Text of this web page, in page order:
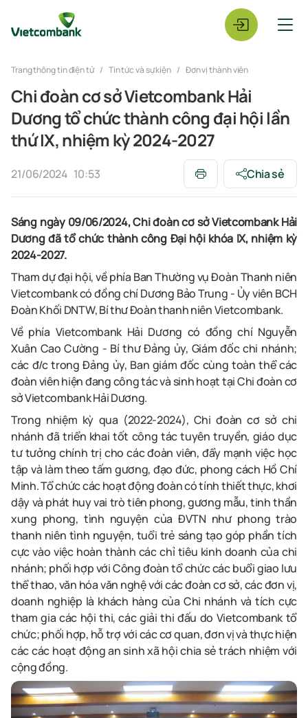
Trang thông tin điện tử Tin tức và sự kiện Đơn vị thành viên
Chi đoàn cơ sở Vietcombank Hải
Dương tổ chức thành công đại hội lần
thứ IX, nhiệm kỳ 2024-2027
21/06/2024 10:53 Chia sẻ
Sáng ngày 09/06/2024, Chi đoàn cơ sở Vietcombank Hải
Dương đã tổ chức thành công Đại hội khóa IX, nhiệm kỳ
2024-2027.
Tham dự đại hội, về phía Ban Thường vụ Đoàn Thanh niên
Vietcombank có đồng chí Dương Bảo Trung - Ủy viên BCH
Đoàn Khối DNTW, Bí thư Đoàn thanh niên Vietcombank.
Về phía Vietcombank Hải Dương có đồng chí Nguyễn
Xuân Cao Cường - Bí thư Đảng ủy, Giám đốc chi nhánh;
các đ/c trong Đảng ủy, Ban giám đốc cùng toàn thể các
đoàn viên hiện đang công tác và sinh hoạt tại Chi đoàn cơ
sở Vietcombank Hải Dương.
Trong nhiệm kỳ qua (2022-2024), Chi đoàn cơ sở chi
nhánh đã triển khai tốt công tác tuyên truyền, giáo dục
tư tưởng chính trị cho các đoàn viên, đẩy mạnh việc học
tập và làm theo tấm gương, đạo đức, phong cách Hồ Chí
Minh.Tổ chức các hoạt động đoàn có tính thiết thực, khơi
dậy và phát huy vai trò tiên phong, gương mẫu, tinh thần
xung phong, tình nguyện của ĐVTN như phong trào
thanh niên tình nguyện, tuổi trẻ sáng tạo góp phần tích
cực vào việc hoàn thành các chỉ tiêu kinh doanh của chi
nhánh; phối hợp với Công đoàn tổ chức các buổi giao lưu
thể thao, văn hóa văn nghệ với các đoàn cơ sở, các đơn vị,
doanh nghiệp là khách hàng của Chi nhánh và tích cực
tham gia các hội thi, các giải thi đấu do Vietcombank tổ
chức;phối hợp, hỗ trợ với các cơ quan, đơn vị và thực hiện
cáccác hoạt động an sinh xã hội chia sẻ trách nhiệm với
cộng đồng.